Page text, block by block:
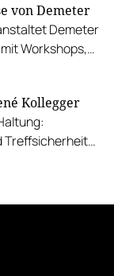
von Demeter
Demeter
Workshops,
Kollegger
Treffsicherheit